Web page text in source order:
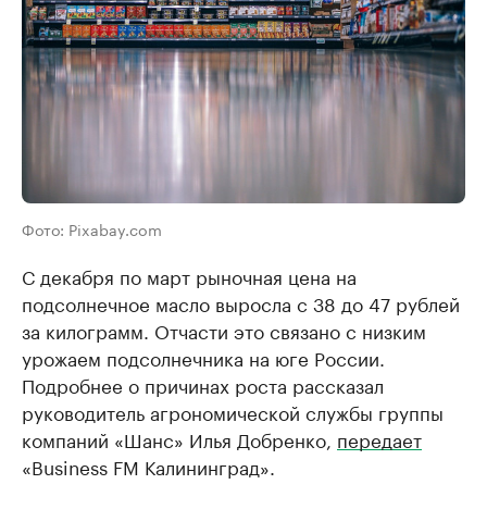
Фото: Pixabay.com
С декабря по март рыночная цена на
подсолнечное масло выросла с 38 до 47 рублей
за килограмм. Отчасти это связано с низким
урожаем подсолнечника на юге России.
Подробнее о причинах роста рассказал
руководитель агрономической службы группы
компаний «Шанс» Илья Добренко, передает
«Business FM Калининград».